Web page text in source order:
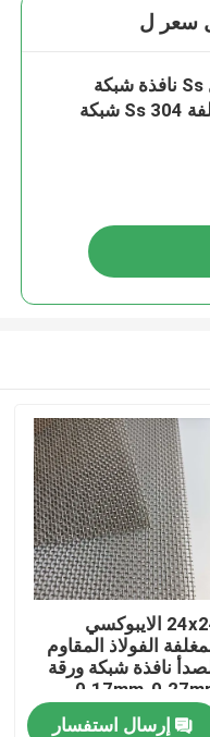
سعر ل
مقاومة التآكل Ss نافذة شبكة
مسحوق المغلفة Ss 304 شبكة
24x24 الايبوكسي
الفولاذ المقاوم
نافذة شبكة ورقة
0.17mm-
والدليل
إرسال استفسار